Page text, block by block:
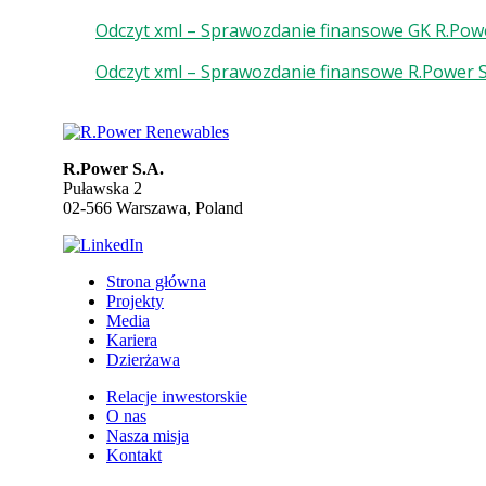
Odczyt xml – Sprawozdanie finansowe GK
Odczyt xml – Sprawozdanie finansowe R.Power
R.Power S.A.
Puławska 2
02-566 Warszawa, Poland
Strona główna
Projekty
Media
Kariera
Dzierżawa
Relacje inwestorskie
O nas
Nasza misja
Kontakt